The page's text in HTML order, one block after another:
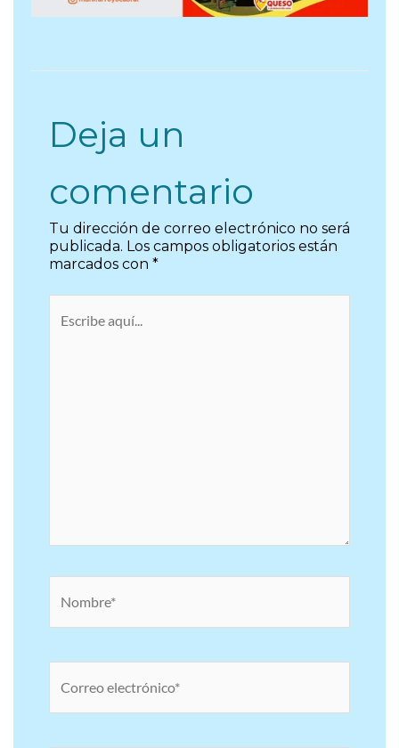
Deja un
comentario
Tu dirección de correo electrónico no será
publicada. Los campos obligatorios están
marcados con *
electrónico*